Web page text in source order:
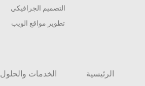
التصميم الجرافيكي
تطوير مواقع الويب
الرئيسية الخدمات والحلول